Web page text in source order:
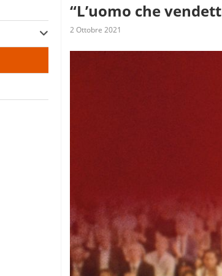
“L’uomo che
2 Ottobre 2021